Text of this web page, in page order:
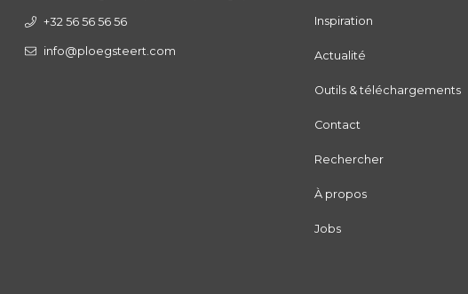
+32 56 56 56 56
info@ploegsteert.com
Inspiration
Actualité
Outils & téléchargements
Contact
Rechercher
À propos
Jobs